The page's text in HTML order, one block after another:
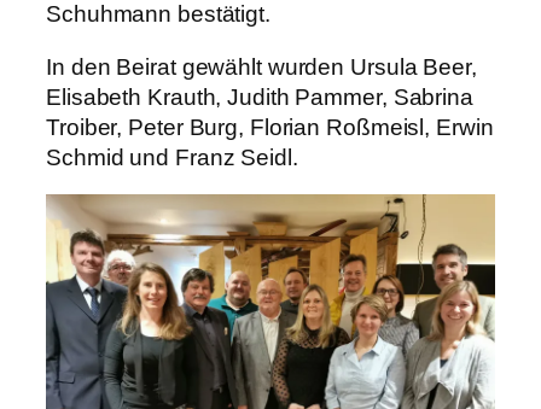
Schuhmann bestätigt.
In den Beirat gewählt wurden Ursula Beer,
Elisabeth Krauth, Judith Pammer, Sabrina
Troiber, Peter Burg, Florian Roßmeisl, Erwin
Schmid und Franz Seidl.